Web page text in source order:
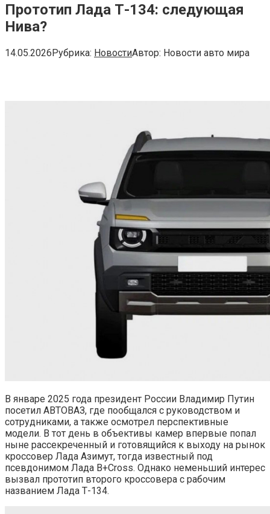
Прототип Лада Т-134: следующая
Нива?
14.05.2026Рубрика: НовостиАвтор: Новости авто мира
В январе 2025 года президент России Владимир Путин
посетил АВТОВАЗ, где пообщался с руководством и
сотрудниками, а также осмотрел перспективные
модели. В тот день в объективы камер впервые попал
ныне рассекреченный и готовящийся к выходу на рынок
кроссовер Лада Азимут, тогда известный под
псевдонимом Лада B+Cross. Однако неменьший интерес
вызвал прототип второго кроссовера с рабочим
названием Лада Т-134.